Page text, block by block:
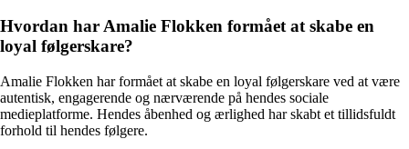
Hvordan har Amalie Flokken formået at skabe en
loyal følgerskare?
Amalie Flokken har formået at skabe en loyal følgerskare ved at være
autentisk, engagerende og nærværende på hendes sociale
medieplatforme. Hendes åbenhed og ærlighed har skabt et tillidsfuldt
forhold til hendes følgere.